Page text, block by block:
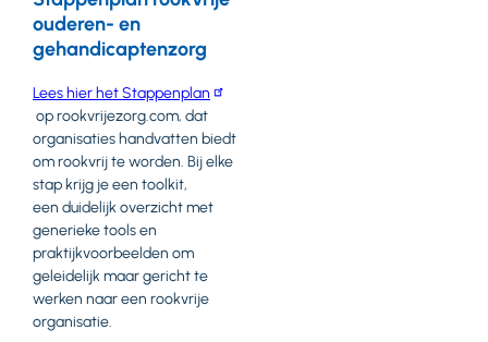
ouderen- en
gehandicaptenzorg
Lees hier het Stappenplan
op rookvrijezorg.com, dat
organisaties handvatten biedt
om rookvrij te worden. Bij elke
stap krijg je een toolkit,
een duidelijk overzicht met
generieke tools en
praktijkvoorbeelden om
geleidelijk maar gericht te
werken naar een rookvrije
organisatie.